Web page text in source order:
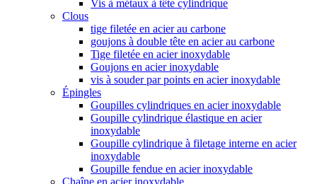
Vis à métaux à tête cylindrique
Clous
tige filetée en acier au carbone
goujons à double tête en acier au carbone
Tige filetée en acier inoxydable
Goujons en acier inoxydable
vis à souder par points en acier inoxydable
Épingles
Goupilles cylindriques en acier inoxydable
Goupille cylindrique élastique en acier
inoxydable
Goupille cylindrique à filetage interne en acier
inoxydable
Goupille fendue en acier inoxydable
Chaîne en acier inoxydable